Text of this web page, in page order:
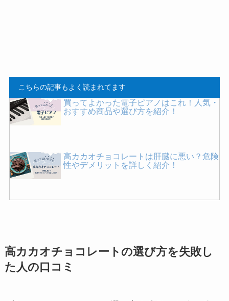
こちらの記事もよく読まれてます
買ってよかった電子ピアノはこれ！人気・
おすすめ商品や選び方を紹介！
高カカオチョコレートは肝臓に悪い？危険
性やデメリットを詳しく紹介！
めんつゆを買ってはいけない理由は？体に
悪いメーカーの特徴や後悔した人の口コミ
高カカオチョコレートの選び方を失敗し
た人の口コミ